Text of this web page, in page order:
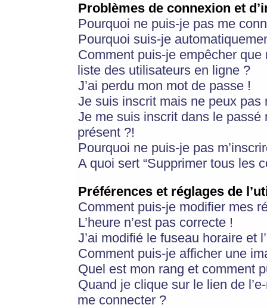
Problèmes de connexion et
Pourquoi ne puis-je pas me
Pourquoi suis-je
Comment puis-je empêcher
liste des utilisateurs en ligne ?
J’ai perdu mon mot de passe !
Je suis inscrit mais ne peux pas
Je me suis inscrit dans le
présent ?!
Pourquoi ne puis-je pas
A quoi sert “Supprimer tous les
Préférences et réglages de
Comment puis-je modifier mes
L’heure n’est pas correcte !
J’ai modifié le fuseau horaire et
Comment puis-je afficher une
Quel est mon rang et comment
Quand je clique sur le lien de
me connecter ?